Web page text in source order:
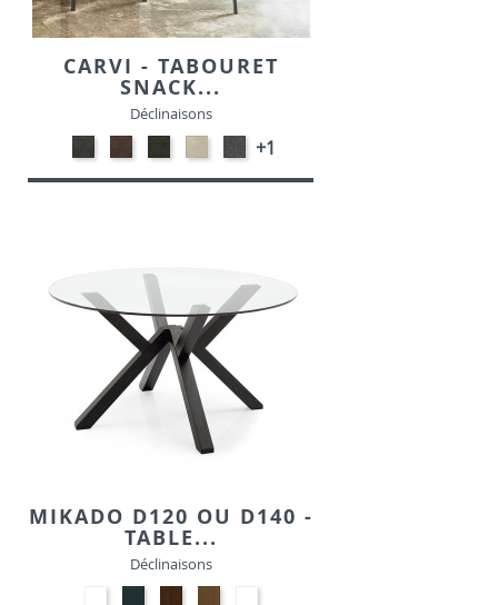
CARVI - TABOURET
SNACK...
Déclinaisons
MF11-
SUEDINE
MF10-
Suedine
MF09-
Suedine
BELF23-
Tissu
Gris
foncé
Belf-
+1
MIKADO D120 OU D140 -
TABLE...
Déclinaisons